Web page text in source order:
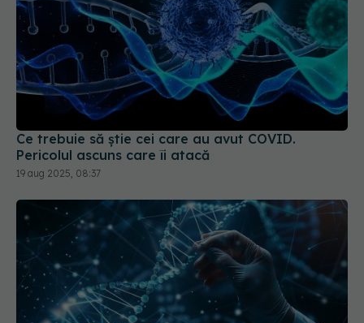
Ce trebuie să știe cei care au avut COVID.
Pericolul ascuns care îi atacă
19 aug 2025, 08:37